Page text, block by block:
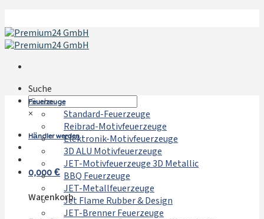
Inhalt
springen
Suche
×
Händler werden
0,000€
Warenkorb
Feuerzeuge
Standard-Feuerzeuge
Reibrad-Motivfeuerzeuge
Elektronik-Motivfeuerzeuge
3D ALU Motivfeuerzeuge
JET-Motivfeuerzeuge 3D Metallic
BBQ Feuerzeuge
JET-Metallfeuerzeuge
Jet Flame Rubber & Design
JET-Brenner Feuerzeuge